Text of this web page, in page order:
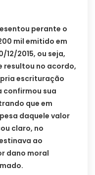
perante o
mil emitido em
12/2015, ou seja,
resultou no acordo,
escrituração
confirmou sua
que em
daquele valor
claro, no
ao
dano moral